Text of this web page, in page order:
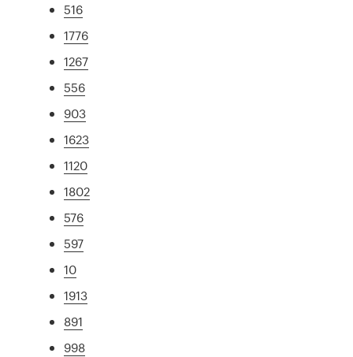
516
1776
1267
556
903
1623
1120
1802
576
597
10
1913
891
998